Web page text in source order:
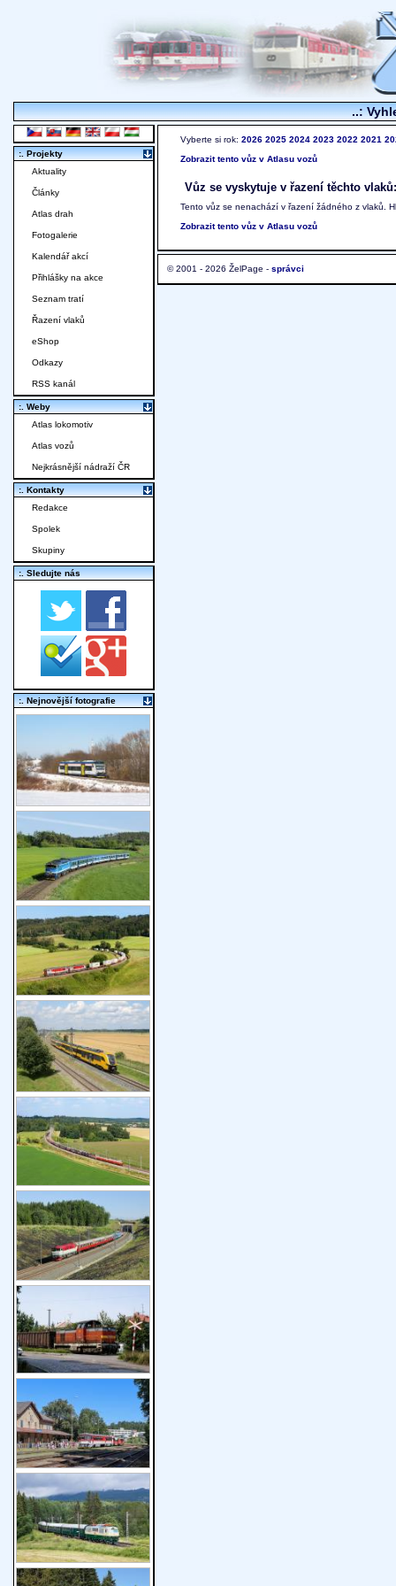
..:
Vyberte si rok: 2026 2025 2024 2023 2022 2021
Zobrazit tento vůz v Atlasu vozů
Vůz se vyskytuje v řazení těchto vlaků:
Tento vůz se nenachází v řazení žádného z vlaků.
Zobrazit tento vůz v Atlasu vozů
© 2001 - 2026 ŽelPage - správci
:. Projekty
Aktuality
Články
Atlas drah
Fotogalerie
Kalendář akcí
Přihlášky na akce
Seznam tratí
Řazení vlaků
eShop
Odkazy
RSS kanál
:. Weby
Atlas lokomotiv
Atlas vozů
Nejkrásnější nádraží ČR
:. Kontakty
Redakce
Spolek
Skupiny
:. Sledujte nás
:. Nejnovější fotografie